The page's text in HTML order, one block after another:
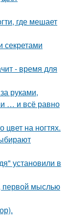
где мешает
секретами
- время для
руками,
… и всё равно
цвет на ногтях.
установили в
первой мыслью